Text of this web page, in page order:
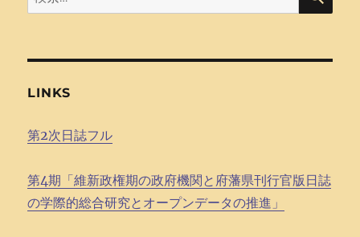
索:
LINKS
第2次日誌フル
第4期「維新政権期の政府機関と府藩県刊行官版日誌
の学際的総合研究とオープンデータの推進」